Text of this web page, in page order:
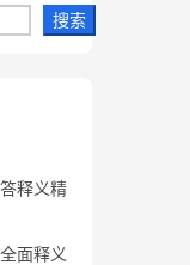
搜索
释义精
面释义